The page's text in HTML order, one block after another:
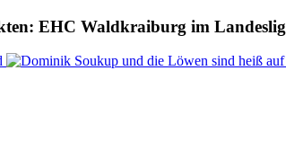
EHC Waldkraiburg im